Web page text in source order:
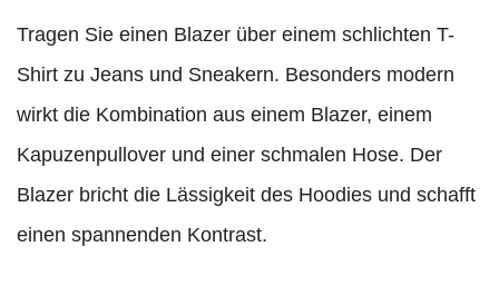
Tragen Sie einen Blazer über einem schlichten T-
Shirt zu Jeans und Sneakern. Besonders modern
wirkt die Kombination aus einem Blazer, einem
Kapuzenpullover und einer schmalen Hose. Der
Blazer bricht die Lässigkeit des Hoodies und schafft
einen spannenden Kontrast.